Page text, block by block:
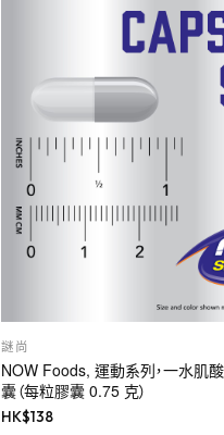
謎尚
NOW Foods, 運動系列，一水肌
囊（每粒膠囊 0.75 克）
HK$138